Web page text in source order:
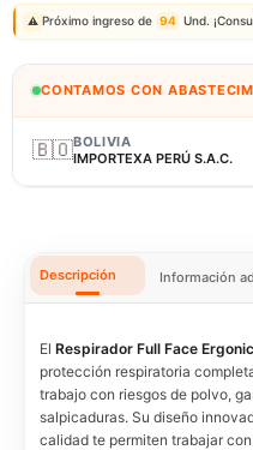
⚠️ Próximo ingreso de 94 Und.
CONTAMOS CON
🇧🇴BOLIVIA
IMPORTEXA PERÚ S.A.C.
Descripción Información
El Respirador Full Face
protección respiratoria
trabajo con riesgos de polvo,
salpicaduras. Su diseño
calidad te permiten trabajar